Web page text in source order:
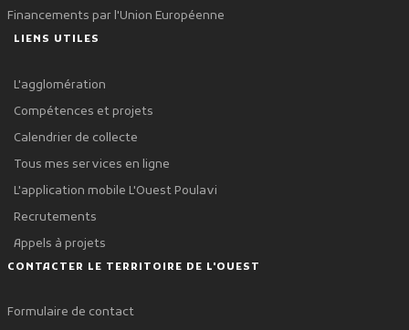
Financements par l'Union Européenne
LIENS UTILES
L'agglomération
Compétences et projets
Calendrier de collecte
Tous mes services en ligne
L'application mobile L'Ouest Poulavi
Recrutements
Appels à projets
CONTACTER LE TERRITOIRE DE L'OUEST
Formulaire de contact